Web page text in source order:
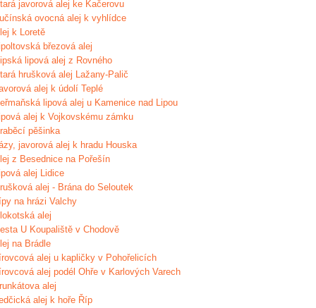
javorová alej ke Kačerovu
ovocná alej k vyhlídce
k Loretě
březová alej
lipová alej z Rovného
hrušková alej Lažany-Palič
alej k údolí Teplé
lipová alej u Kamenice nad Lipou
alej k Vojkovskému zámku
pěšinka
javorová alej k hradu Houska
z Besednice na Pořešín
alej Lidice
alej - Brána do Seloutek
na hrázi Valchy
alej
U Koupaliště v Chodově
na Brádle
alej u kapličky v Pohořelicích
alej podél Ohře v Karlových Varech
alej
alej k hoře Říp